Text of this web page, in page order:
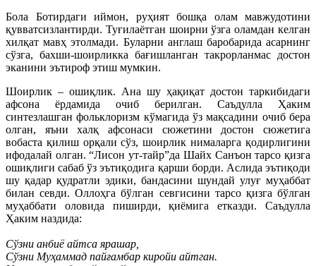
Бола Ботирдаги иймон, руҳият бошқа олам мавжудотини
қувватсизлантирди. Туғилаётган шоирни ўзга оламдан келган
хилқат мавҳ этолмади. Буларни англаш баробарида асарнинг
сўзга, бахши-шоирликка бағишланган такрорланмас достон
эканини эътироф этиш мумкин.
Шоирлик – ошиқлик. Ана шу ҳақиқат достон таркибидаги
афсона ёрдамида очиб берилган. Саъдулла Ҳаким
синтезлашган фольклоризм кўмагида ўз мақсадини очиб бера
олган, яъни халқ афсонаси сюжетини достон сюжетига
вобаста қилиш орқали сўз, шоирлик нималарга қодирлигини
ифодалай олган. “Лисон ут-тайр”да Шайх Санъон тарсо қизга
ошиқлиги сабаб ўз эътиқодига қарши борди. Аслида эътиқоди
шу қадар қудратли эдики, бандасини шундай улуғ муҳаббат
билан севди. Оллоҳга бўлган севгисини тарсо қизга бўлган
муҳаббати оловида пиширди, қиёмига етказди. Саъдулла
Ҳаким наздида:
Сўзни анбиё айтса ярашар,
Сўзни Муҳаммад пайғамбар киройи айтган.